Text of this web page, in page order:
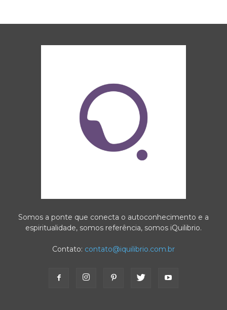
Somos a ponte que conecta o autoconhecimento e a
espiritualidade, somos referência, somos iQuilibrio.
Contato: contato@iquilibrio.com.br